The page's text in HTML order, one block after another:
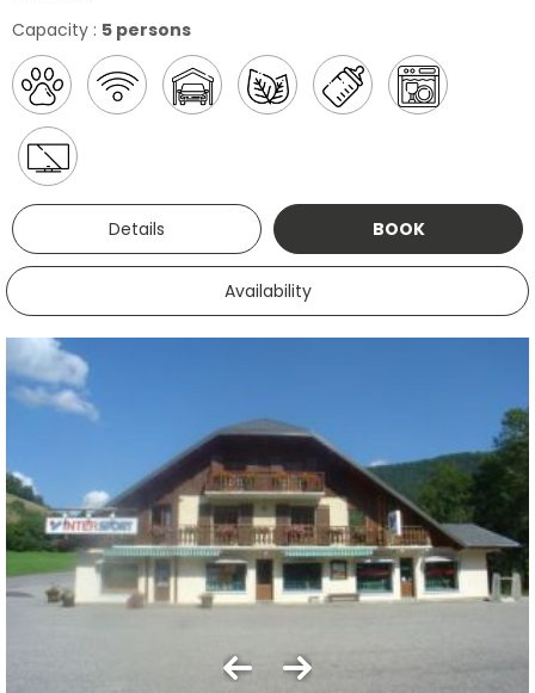
Capacity : 5 persons
Details BOOK
Availability